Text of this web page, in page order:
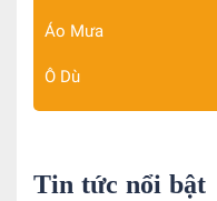
Áo Mưa
Ô Dù
Tin tức nổi bật